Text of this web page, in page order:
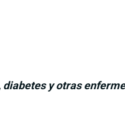
y otras